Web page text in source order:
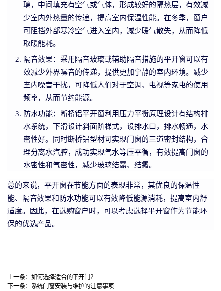
璃，中间填充有空气或气体，形成较好的隔热层，有效减
少室内外热量的传递，提高室内保温性能。在冬季，窗户
可阻挡外部寒冷空气进入室内，减少暖气散失，从而降低
取暖能耗。
隔音效果：采用隔音玻璃或辅助隔音措施的平开窗可以有
效减少外界噪音的传递，提供更加宁静的室内环境。减少
室内噪音干扰，可降低人们对于空调、电视等家电的使用
频率，从而节约能源。
防水功能：断桥铝平开窗利用压力平衡原理设计有结构排
水系统，下滑设计斜面阶梯式，设排水口，排水畅通，水
密性好。同时断桥铝型材可实现门窗的三道密封结构，合
理分离水汽腔，成功实现气水等压平衡，有效提高门窗的
水密性和气密性，减少玻璃结露、结霜。
总的来说，平开窗在节能方面的表现非常，其优良的保温性
能、隔音效果和防水功能可以有效降低能源消耗，提高室内舒
适度。因此，在选购窗户时，可以考虑选择平开窗作为节能环
保的优选产品。
上一条： 如何选择适合的平开门？
下一条： 系统门窗安装与维护的注意事项